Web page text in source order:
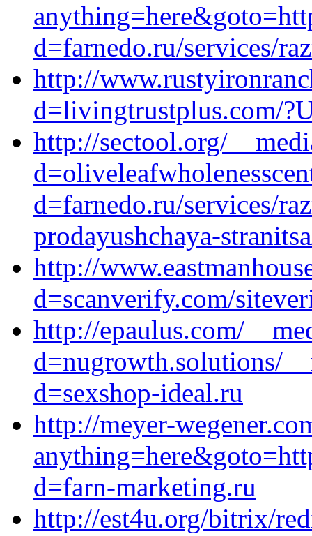
d=farnedo.ru/services/
http://
d=livingtrustplus.com/
http://sectool.org/
d=farnedo.ru/services/
prodayushchaya-
http://
d=scanverify.com/
http://epaulus.com/
d=nugrowth.solutions/
d=sexshop-ideal.ru
http://meyer-
d=farn-marketing.ru
http://est4u.org/bitrix/